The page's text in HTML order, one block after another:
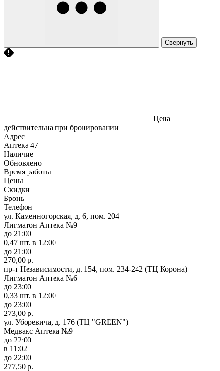
Свернуть
Цена
действительна при бронировании
Адрес
Аптека 47
Наличие
Обновлено
Время работы
Цены
Скидки
Бронь
Телефон
ул. Каменногорская, д. 6, пом. 204
Лигматон Аптека №9
до 21:00
0,47 шт. в 12:00
до 21:00
270,00 р.
пр-т Независимости, д. 154, пом. 234-242 (ТЦ Корона)
Лигматон Аптека №6
до 23:00
0,33 шт. в 12:00
до 23:00
273,00 р.
ул. Уборевича, д. 176 (ТЦ "GREEN")
Медвакс Аптека №9
до 22:00
в 11:02
до 22:00
277,50 р.